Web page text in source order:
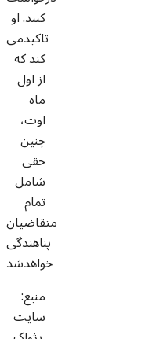
کنند. او
تاکیدمی
کند که
از اول
ماه
اوت،
چنین
حقی
شامل
تمام
متقاضیان
پناهندگی
خواهدشد
منبع:
سايت